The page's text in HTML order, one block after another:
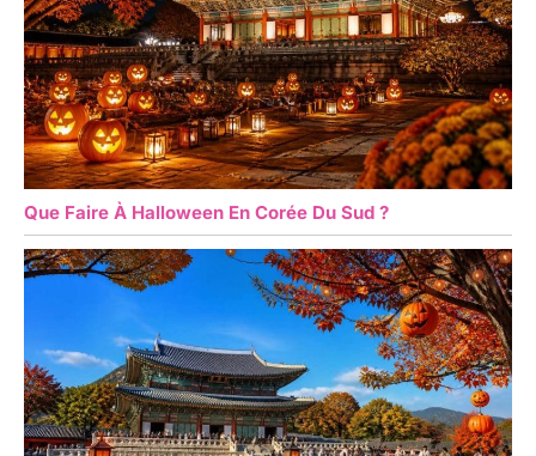
Que Faire À Halloween En Corée Du Sud ?